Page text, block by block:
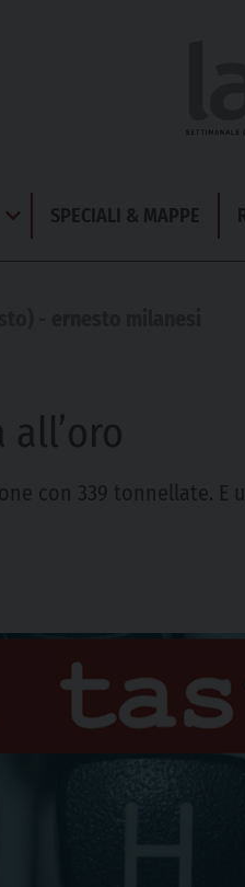
Apri
Menu
SPECIALI & MAPPE
all’oro
con 339 tonnellate.